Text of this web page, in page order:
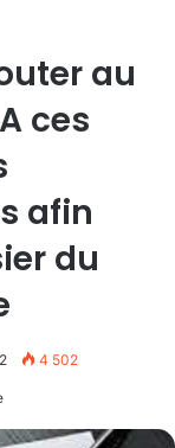
au
ces
afin
du
2 4 502